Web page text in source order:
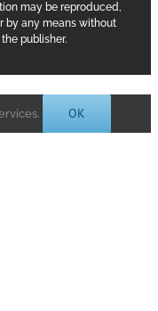
may be reproduced,
by any means without
publisher.
OK